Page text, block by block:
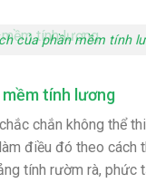
của phần mềm tính
mềm tính lương
chắn không thể
điều đó theo cách
tính rườm rà, phức